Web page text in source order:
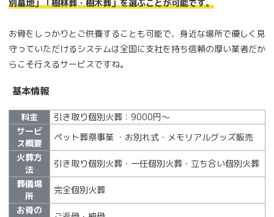
別墓地」「樹林葬・樹木葬」を選ぶことが可能です。
お骨をしっかりとご供養することも可能で、身近な場所で優しく見
守っていただけるシステムは全国に支社を持ち信頼の厚い業者だか
らこそ行えるサービスですね。
基本情報
料金
引き取り個別火葬：9000円～
サービ
ス概要
ペット葬祭事業 ・お別れ式・メモリアルグッズ販売
火葬方
法
引き取り個別火葬・一任個別火葬・立ち合い個別火葬
葬儀場
所
完全個別火葬
お骨の